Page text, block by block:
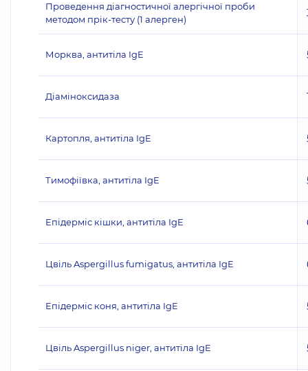
Проведення діагностичної алергічної проби
методом прік-тесту (1 алерген)
Морква, антитіла IgE
Діаміноксидаза
Картопля, антитіла IgE
Тимофіївка, антитіла IgE
Епідерміс кішки, антитіла IgE
Цвіль Aspergillus fumigatus, антитіла IgE
Епідерміс коня, антитіла IgE
Цвіль Aspergillus niger, антитіла IgE